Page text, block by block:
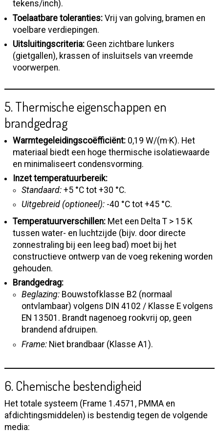
tekens/inch).
Toelaatbare toleranties: Vrij van golving, bramen en
voelbare verdiepingen.
Uitsluitingscriteria: Geen zichtbare lunkers
(gietgallen), krassen of insluitsels van vreemde
voorwerpen.
5. Thermische eigenschappen en
brandgedrag
Warmtegeleidingscoëfficiënt: 0,19 W/(m·K). Het
materiaal biedt een hoge thermische isolatiewaarde
en minimaliseert condensvorming.
Inzet temperatuurbereik:
Standaard:+5 °C tot +30 °C.
Uitgebreid (optioneel):-40 °C tot +45 °C.
Temperatuurverschillen: Met een Delta T > 15 K
tussen water- en luchtzijde (bijv. door directe
zonnestraling bij een leeg bad) moet bij het
constructieve ontwerp van de voeg rekening worden
gehouden.
Brandgedrag:
Beglazing:Bouwstofklasse B2 (normaal
ontvlambaar) volgens DIN 4102 / Klasse E volgens
EN 13501. Brandt nagenoeg rookvrij op, geen
brandend afdruipen.
Frame:Niet brandbaar (Klasse A1).
6. Chemische bestendigheid
Het totale systeem (Frame 1.4571, PMMA en
afdichtingsmiddelen) is bestendig tegen de volgende
media: